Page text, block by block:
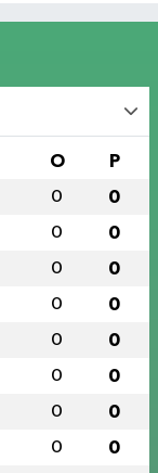
O P
0 0
0 0
0 0
0 0
0 0
0 0
0 0
0 0